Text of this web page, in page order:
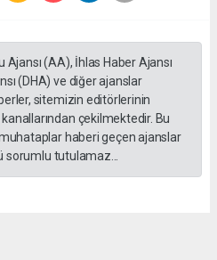
Ajansı (AA), İhlas Haber Ajansı
(DHA) ve diğer ajanslar
sitemizin editörlerinin
çekilmektedir. Bu
haberi geçen ajanslar
tutulamaz...